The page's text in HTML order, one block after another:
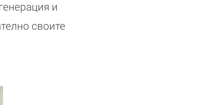
и
своите